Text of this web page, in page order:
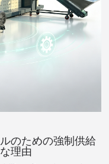
のための強制供給
理由